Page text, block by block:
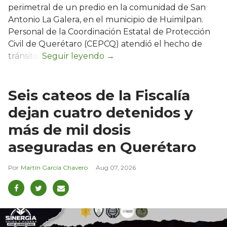
perimetral de un predio en la comunidad de San
Antonio La Galera, en el municipio de Huimilpan.
Personal de la Coordinación Estatal de Protección
Civil de Querétaro (CEPCQ) atendió el hecho de
tránsito.
Seis cateos de la Fiscalía
dejan cuatro detenidos y
más de mil dosis
aseguradas en Querétaro
Martín García Chavero Aug 07, 2026